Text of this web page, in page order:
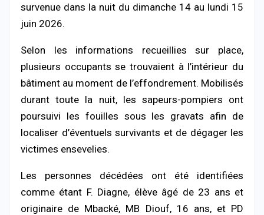
survenue dans la nuit du dimanche 14 au lundi 15
juin 2026.
Selon les informations recueillies sur place,
plusieurs occupants se trouvaient à l’intérieur du
bâtiment au moment de l’effondrement. Mobilisés
durant toute la nuit, les sapeurs-pompiers ont
poursuivi les fouilles sous les gravats afin de
localiser d’éventuels survivants et de dégager les
victimes ensevelies.
Les personnes décédées ont été identifiées
comme étant F. Diagne, élève âgé de 23 ans et
originaire de Mbacké, MB Diouf, 16 ans, et PD